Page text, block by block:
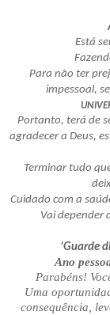
Está
Para não ter
impessoal,
Portanto, terá de
agradecer a Deus,
Terminar tudo
Cuidado com a
Vai depender
‘Guarde
Ano
Parabéns!
Uma
consequência,